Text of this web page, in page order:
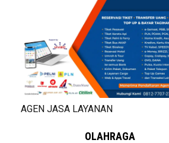
AGEN JASA LAYANAN
OLAHRAGA